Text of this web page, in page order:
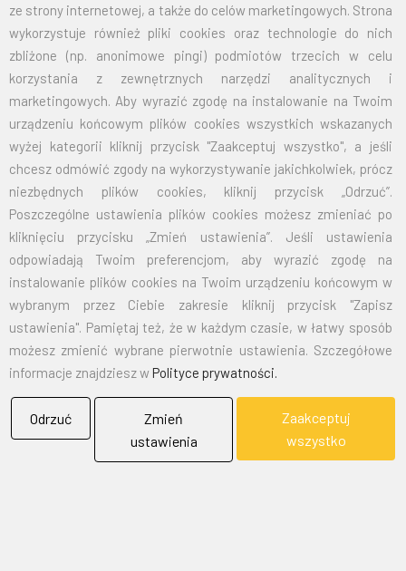
ze strony internetowej, a także do celów marketingowych. Strona
wykorzystuje również pliki cookies oraz technologie do nich
zbliżone (np. anonimowe pingi) podmiotów trzecich w celu
korzystania z zewnętrznych narzędzi analitycznych i
marketingowych. Aby wyrazić zgodę na instalowanie na Twoim
urządzeniu końcowym plików cookies wszystkich wskazanych
wyżej kategorii kliknij przycisk "Zaakceptuj wszystko", a jeśli
chcesz odmówić zgody na wykorzystywanie jakichkolwiek, prócz
niezbędnych plików cookies, kliknij przycisk „Odrzuć”.
Poszczególne ustawienia plików cookies możesz zmieniać po
kliknięciu przycisku „Zmień ustawienia”. Jeśli ustawienia
odpowiadają Twoim preferencjom, aby wyrazić zgodę na
instalowanie plików cookies na Twoim urządzeniu końcowym w
wybranym przez Ciebie zakresie kliknij przycisk "Zapisz
ustawienia". Pamiętaj też, że w każdym czasie, w łatwy sposób
możesz zmienić wybrane pierwotnie ustawienia. Szczegółowe
informacje znajdziesz wPolityce prywatności.
Odrzuć
Zmień
ustawienia
Zaakceptuj
wszystko
OCYNKOWANY
(SREBRNY)
OCYNKOWANY I
LAKIEROWANY
(ZŁOTY, SREBRNY,
CZARNY)
CENA
NETTO
88,50 103,50
CENA
BRUTTO
108,86 127,31
EMAIL:marketing@bielflag.pl,biuro@bielflag.pl
TELEFON: 600 42 11 90,33/816 21 78